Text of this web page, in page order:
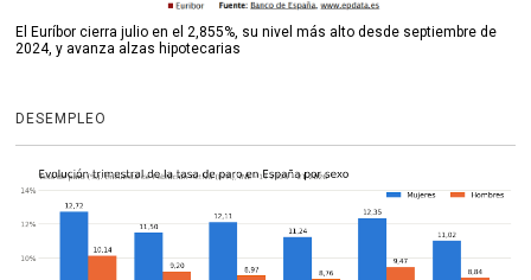
El Euríbor cierra julio en el 2,855%, su nivel más alto desde septiembre de
2024, y avanza alzas hipotecarias
DESEMPLEO